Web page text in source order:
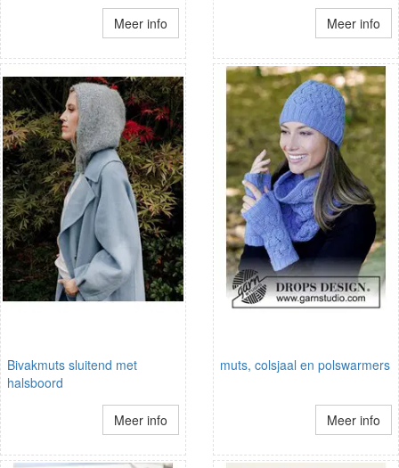
Meer info Meer info
Bivakmuts sluitend met
halsboord
Meer info
muts, colsjaal en polswarmers
Meer info